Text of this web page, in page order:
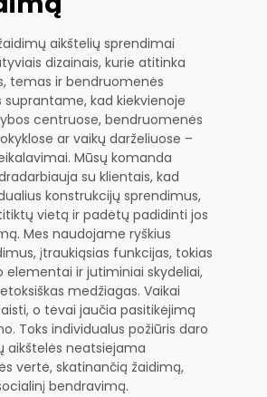
aikštelių sprendimai
dizainais, kurie atitinka
temas ir bendruomenės
suprantame, kad kiekvienoje
centruose, bendruomenės
ar vaikų darželiuose –
Mūsų komanda
su klientais, kad
konstrukcijų sprendimus,
vietą ir padėtų padidinti jos
Mes naudojame ryškius
įtraukiąsias funkcijas, tokias
elementai ir jutiminiai skydeliai,
medžiagas. Vaikai
o tėvai jaučia pasitikėjimą
Toks individualus požiūris daro
aikštelės neatsiejama
vertė, skatinančią žaidimą,
bendravimą.